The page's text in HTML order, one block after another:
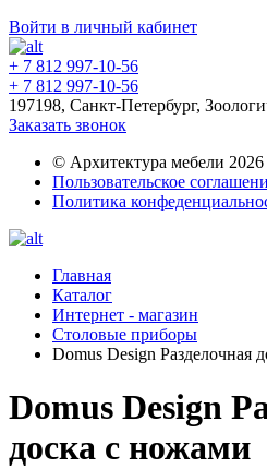
Войти в личный кабинет
+ 7 812 997-10-56
+ 7 812 997-10-56
197198, Санкт-Петербург,
Заказать звонок
© Архитектура мебели 2026
Пользовательское
Политика
Главная
Каталог
Интернет - магазин
Столовые приборы
Domus Design Разделочная
Domus Design
доска с ножами